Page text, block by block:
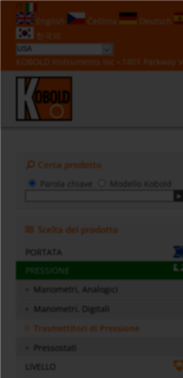
English
Čeština Deutsch
한국의
KOBOLD Instruments Inc • 1801 Parkway
Cerca prodotto
Modello Kobold
Scelta del prodotto
PORTATA
PRESSIONE
Manometri, Analogici
Manometri, Digitali
Trasmettitori di Pressione
Pressostati
LIVELLO